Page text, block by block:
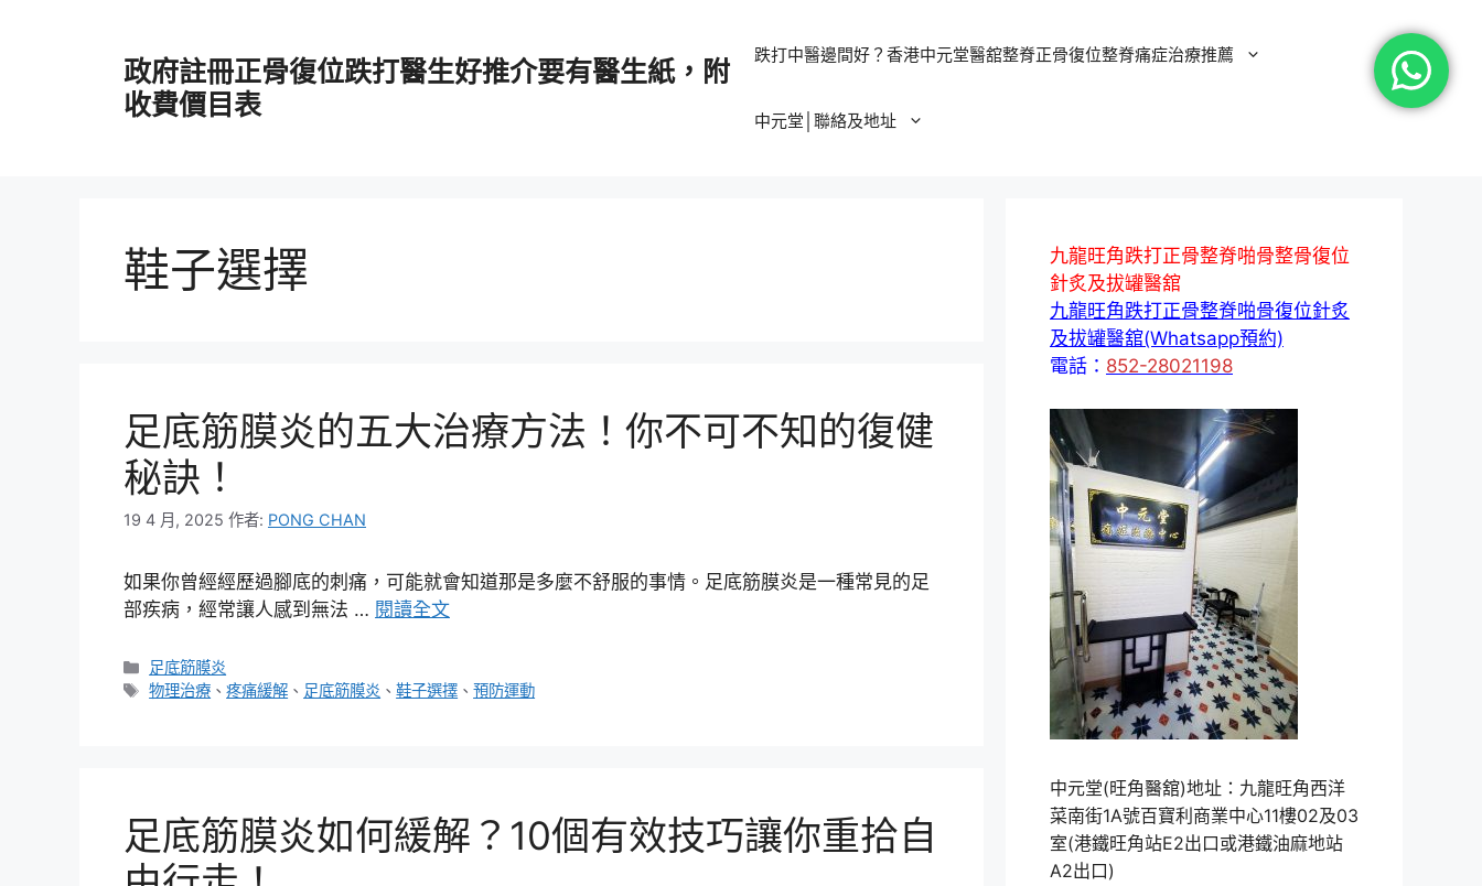
政府註冊正骨復位跌打醫生好推介要有醫生紙，附
收費價目表
跌打中醫邊間好？香港中元堂醫舘整脊正骨復位整脊痛症治療推薦
中元堂│聯絡及地址
鞋子選擇
足底筋膜炎的五大治療方法！你不可不知的復健
秘訣！
19 4 月, 2025 作者: PONG CHAN
如果你曾經經歷過腳底的刺痛，可能就會知道那是多麼不舒服的事情。足底筋膜炎是一種常見的足
部疾病，經常讓人感到無法 … 閱讀全文
分
類
足底筋膜炎
標
物理治療 、疼痛緩解 、 足底筋膜炎 、鞋子選擇 、預防運動
足底筋膜炎如何緩解？10個有效技巧讓你重拾自
九龍旺角跌打正骨整脊啪骨整骨復位
針炙及拔罐醫舘
九龍旺角跌打正骨整脊啪骨復位針炙
及拔罐醫舘(Whatsapp預約)
電話： 852-28021198
中元堂(旺角醫舘)地址：九龍旺角西洋
菜南街1A號百寶利商業中心11樓02及03
室(港鐵旺角站E2出口或港鐵油麻地站
A2出口)